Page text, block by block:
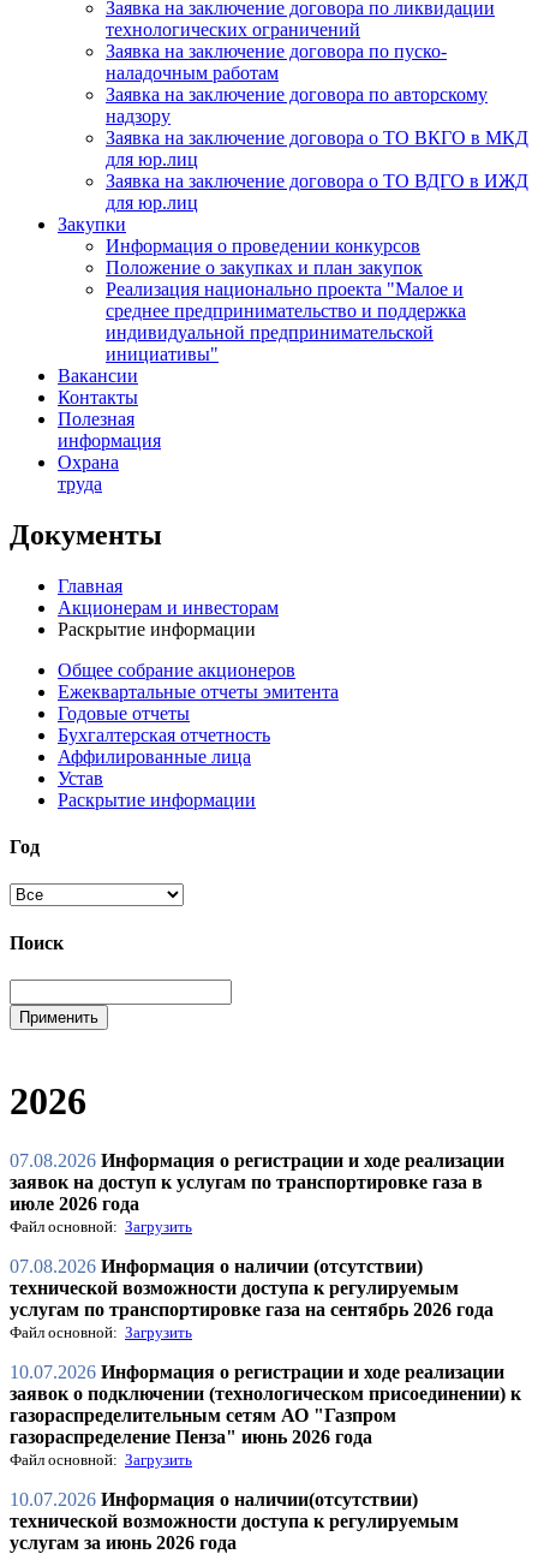
Заявка на заключение договора по ликвидации
технологических ограничений
Заявка на заключение договора по пуско-
наладочным работам
Заявка на заключение договора по авторскому
надзору
Заявка на заключение договора о ТО ВКГО в МКД
для юр.лиц
Заявка на заключение договора о ТО ВДГО в ИЖД
для юр.лиц
Закупки
Информация о проведении конкурсов
Положение о закупках и план закупок
Реализация национально проекта "Малое и
среднее предпринимательство и поддержка
индивидуальной предпринимательской
инициативы"
Вакансии
Контакты
Полезная
информация
Охрана
труда
Документы
Главная
Акционерам и инвесторам
Раскрытие информации
Общее собрание акционеров
Ежеквартальные отчеты эмитента
Годовые отчеты
Бухгалтерская отчетность
Аффилированные лица
Устав
Раскрытие информации
Год
Поиск
Применить
2026
07.08.2026 Информация о регистрации и ходе реализации
заявок на доступ к услугам по транспортировке газа в
июле 2026 года
Файл основной: Загрузить
07.08.2026 Информация о наличии (отсутствии)
технической возможности доступа к регулируемым
услугам по транспортировке газа на сентябрь 2026 года
Файл основной: Загрузить
10.07.2026 Информация о регистрации и ходе реализации
заявок о подключении (технологическом присоединении) к
газораспределительным сетям АО "Газпром
газораспределение Пенза" июнь 2026 года
Файл основной: Загрузить
10.07.2026 Информация о наличии(отсутствии)
технической возможности доступа к регулируемым
услугам за июнь 2026 года